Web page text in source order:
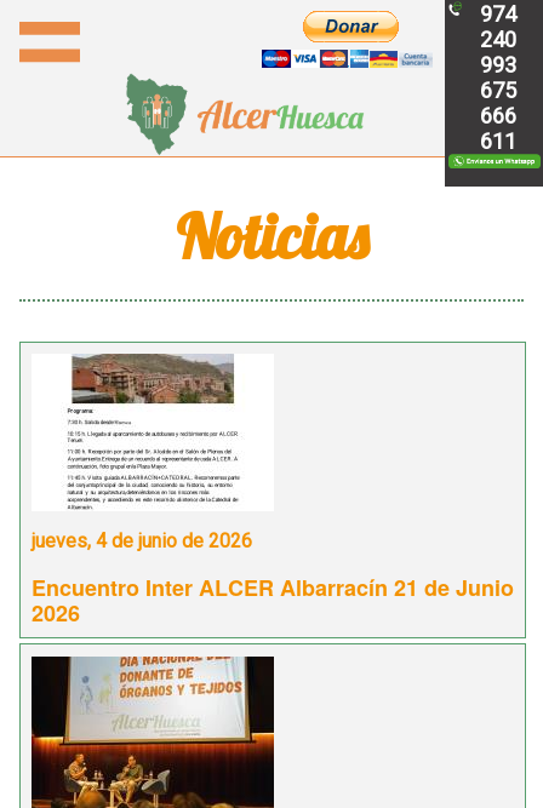
974
240
993
675
666
611
Noticias
jueves, 4 de junio de 2026
Encuentro Inter ALCER Albarracín 21 de Junio
2026